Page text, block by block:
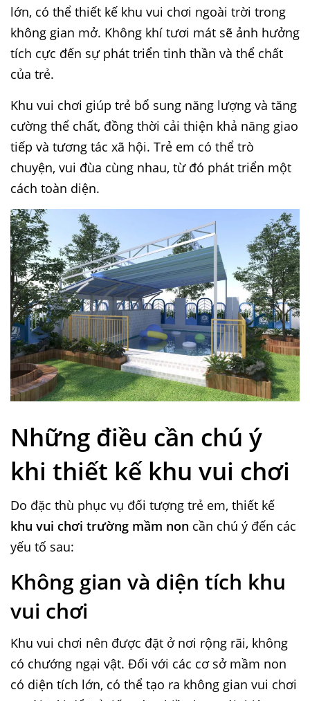
lớn, có thể thiết kế khu vui chơi ngoài trời trong
không gian mở. Không khí tươi mát sẽ ảnh hưởng
tích cực đến sự phát triển tinh thần và thể chất
của trẻ.
Khu vui chơi giúp trẻ bổ sung năng lượng và tăng
cường thể chất, đồng thời cải thiện khả năng giao
tiếp và tương tác xã hội. Trẻ em có thể trò
chuyện, vui đùa cùng nhau, từ đó phát triển một
cách toàn diện.
Những điều cần chú ý
khi thiết kế khu vui chơi
Do đặc thù phục vụ đối tượng trẻ em, thiết kế
khu vui chơi trường mầm non cần chú ý đến các
yếu tố sau:
Không gian và diện tích khu
vui chơi
Khu vui chơi nên được đặt ở nơi rộng rãi, không
có chướng ngại vật. Đối với các cơ sở mầm non
có diện tích lớn, có thể tạo ra không gian vui chơi